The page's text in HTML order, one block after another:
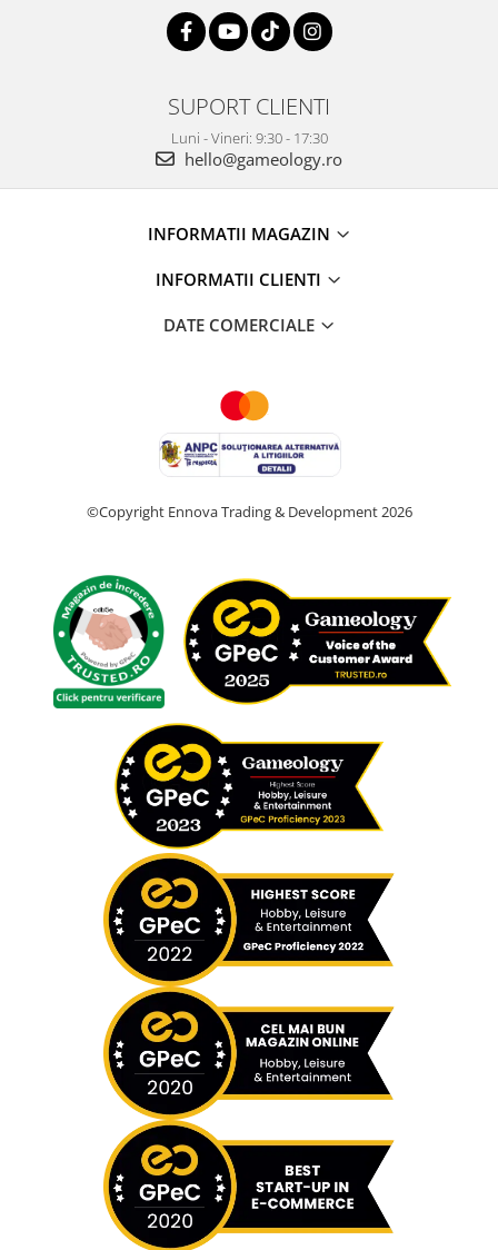
SUPORT CLIENTI
Luni - Vineri: 9:30 - 17:30
hello@gameology.ro
INFORMATII MAGAZIN
INFORMATII CLIENTI
DATE COMERCIALE
©Copyright Ennova Trading & Development 2026